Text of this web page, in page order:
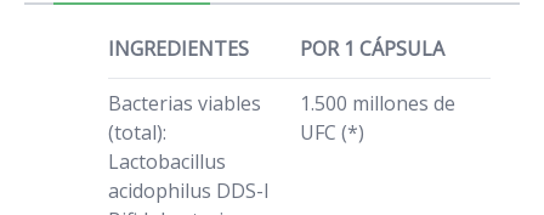
INGREDIENTES POR 1 CÁPSULA
Bacterias viables
(total):
Lactobacillus
acidophilus DDS-I
1.500 millones de
UFC (*)